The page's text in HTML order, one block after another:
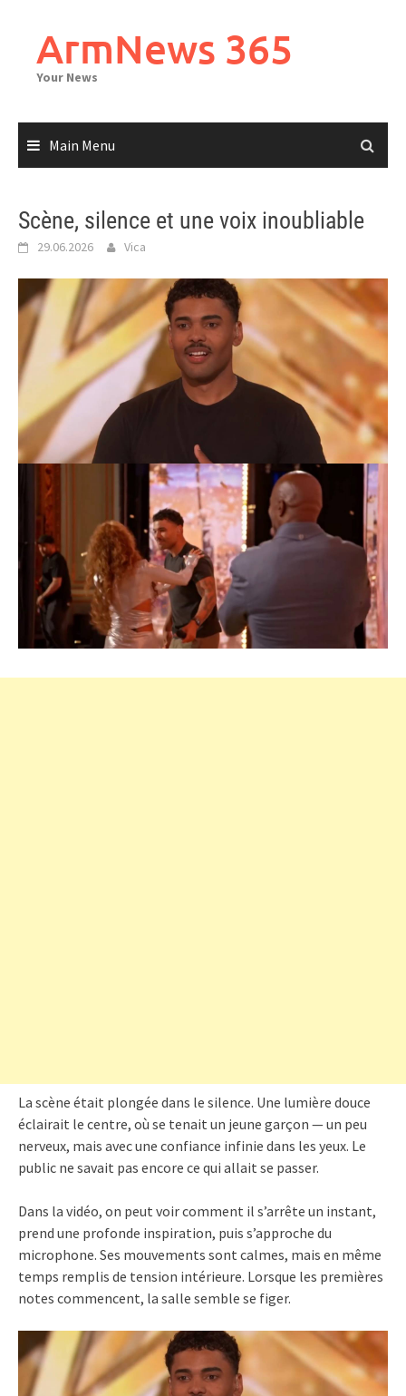
contentArmNews 365
Your News
Main Menu
Scène, silence et une voix inoubliable
29.06.2026 Vica
La scène était plongée dans le silence. Une lumière douce
éclairait le centre, où se tenait un jeune garçon — un peu
nerveux, mais avec une confiance infinie dans les yeux. Le
public ne savait pas encore ce qui allait se passer.
Dans la vidéo, on peut voir comment il s’arrête un instant,
prend une profonde inspiration, puis s’approche du
microphone. Ses mouvements sont calmes, mais en même
temps remplis de tension intérieure. Lorsque les premières
notes commencent, la salle semble se figer.